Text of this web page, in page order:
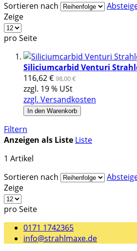
Sortieren nach
Zeige
pro Seite
Siliciumcarbid Venturi
116,62 € 98,00 €
zzgl. 19 % USt
zzgl. Versandkosten
In den Warenkorb
Filtern
Anzeigen als Liste Liste
1 Artikel
Sortieren nach
Zeige
pro Seite
0171 1742365
info@strahlmaxe.de